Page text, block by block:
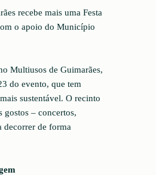
recebe mais uma Festa
o apoio do Município
Multiusos de Guimarães,
do evento, que tem
sustentável. O recinto
gostos – concertos,
decorrer de forma